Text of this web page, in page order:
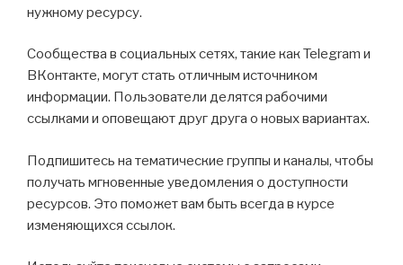
нужному ресурсу.
Сообщества в социальных сетях, такие как Telegram и
ВКонтакте, могут стать отличным источником
информации. Пользователи делятся рабочими
ссылками и оповещают друг друга о новых вариантах.
Подпишитесь на тематические группы и каналы, чтобы
получать мгновенные уведомления о доступности
ресурсов. Это поможет вам быть всегда в курсе
изменяющихся ссылок.